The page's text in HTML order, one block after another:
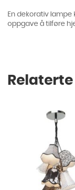
En dekorativ lampe
oppgave å tilføre